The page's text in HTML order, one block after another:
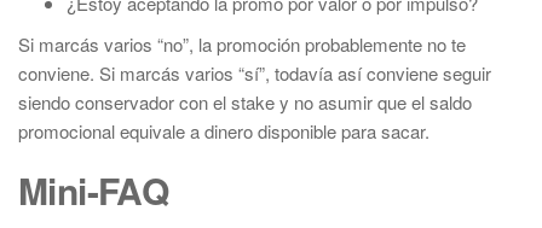
Si marcás varios “no”, la promoción probablemente no te
conviene. Si marcás varios “sí”, todavía así conviene seguir
siendo conservador con el stake y no asumir que el saldo
promocional equivale a dinero disponible para sacar.
Mini-FAQ